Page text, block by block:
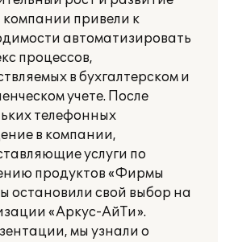
привели к
автоматизировать
процессов,
в бухгалтерском и
учете. После
телефонных
в компании,
услуги по
продуктов «Фирмы
остановили свой выбор на
«Аркус-АйТи».
мы узнали о